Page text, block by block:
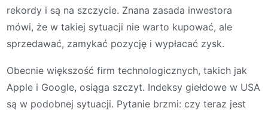
rekordy i są na szczycie. Znana zasada inwestora
mówi, że w takiej sytuacji nie warto kupować, ale
sprzedawać, zamykać pozycję i wypłacać zysk.
Obecnie większość firm technologicznych, takich jak
Apple i Google, osiąga szczyt. Indeksy giełdowe w USA
są w podobnej sytuacji. Pytanie brzmi: czy teraz jest